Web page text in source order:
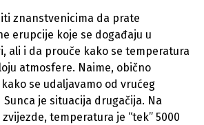
znanstvenicima da prate
erupcije koje se događaju u
ali i da prouče kako se temperatura
atmosfere. Naime, obično
se udaljavamo od vrućeg
je situacija drugačija. Na
temperatura je “tek” 5000